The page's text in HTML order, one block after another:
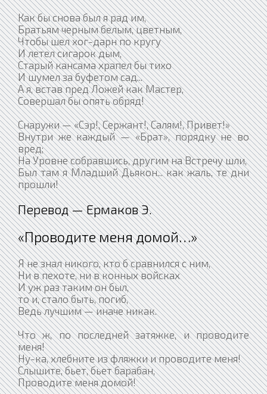
Как бы снова был я рад им,
Братьям черным белым, цветным,
Чтобы шел хог-дарн по кругу
И летел сигарок дым,
Старый кансама храпел бы тихо
И шумел за буфетом сад...
А я, встав пред Ложей как Мастер,
Совершал бы опять обряд!
Снаружи — «Сэр!, Сержант!, Салям!, Привет!»
Внутри же каждый — «Брат», порядку не во
вред;
На Уровне собравшись, другим на Встречу шли,
Был там я Младший Дьякон... как жаль, те дни
прошли!
Перевод — Ермаков Э.
«Проводите меня домой…»
Я не знал никого, кто б сравнился с ним,
Ни в пехоте, ни в конных войсках
И уж раз таким он был,
то и, стало быть, погиб,
Ведь лучшим — иначе никак.
Что ж, по последней затяжке, и проводите
меня!
Ну-ка, хлебните из фляжки и проводите меня!
Слышите, бьет, бьет барабан,
Проводите меня домой!